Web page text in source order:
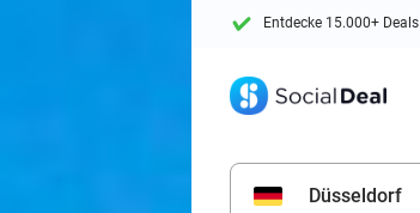
Entdecke 15.000+ Deals
Düsseldorf